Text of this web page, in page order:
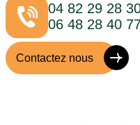
04 82 29 28
06 48 28 40
Contactez nous